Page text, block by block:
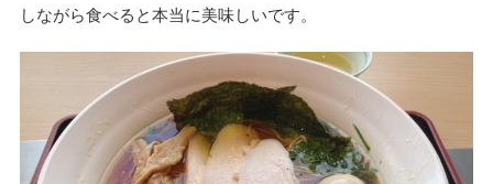
しながら食べると本当に美味しいです。